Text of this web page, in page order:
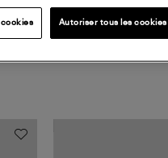
cookies Autoriser tous les cookies